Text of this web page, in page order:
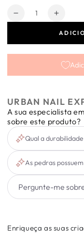
Quantidade
Diminuir
Stone
Stone
URBAN NAIL
A sua especialista
sobre este produto?
Qual a
As pedras
Enriqueça as suas